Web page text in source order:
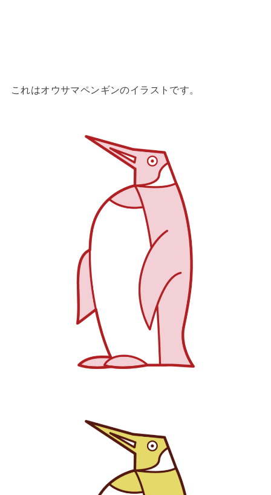
これはオウサマペンギンのイラストです。